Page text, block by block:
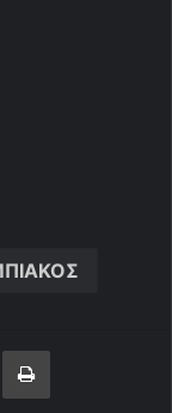
Κοινοποίηση μέσω ηλεκτρονικού ταχυδρομείουΕκτύπωση